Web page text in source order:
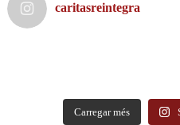
caritasreintegra
Carregar més